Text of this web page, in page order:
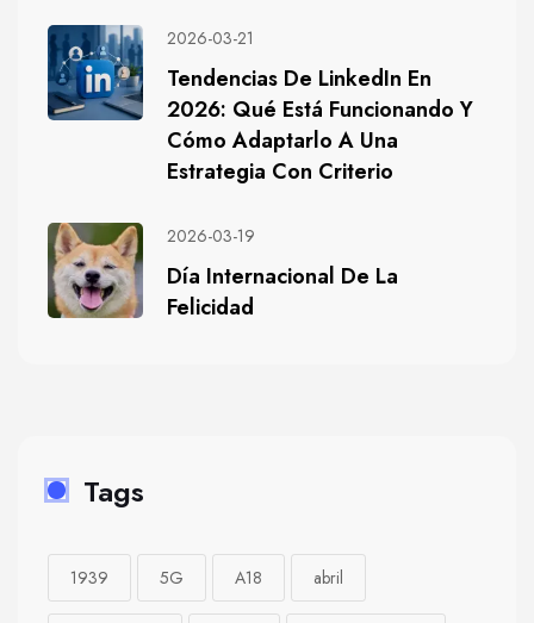
2026-03-21
Tendencias De LinkedIn En
2026: Qué Está Funcionando Y
Cómo Adaptarlo A Una
Estrategia Con Criterio
2026-03-19
Día Internacional De La
Felicidad
Tags
1939 5G A18 abril